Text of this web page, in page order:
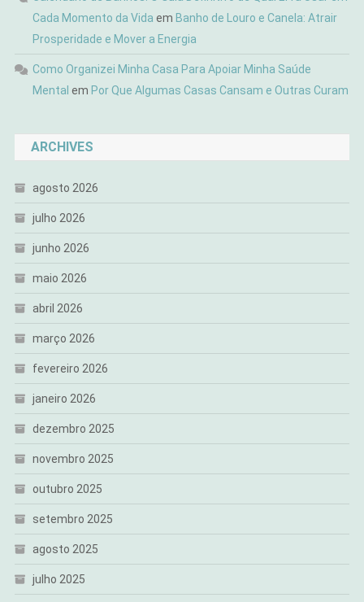
Cada Momento da Vida em Banho de Louro e Canela: Atrair
Prosperidade e Mover a Energia
Como Organizei Minha Casa Para Apoiar Minha Saúde
Mental em Por Que Algumas Casas Cansam e Outras Curam
ARCHIVES
agosto 2026
julho 2026
junho 2026
maio 2026
abril 2026
março 2026
fevereiro 2026
janeiro 2026
dezembro 2025
novembro 2025
outubro 2025
setembro 2025
agosto 2025
julho 2025